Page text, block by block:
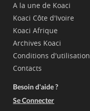
A la une de Koaci
Koaci Côte d'Ivoire
Koaci Afrique
Archives Koaci
Conditions d'utilisation
Contacts
Besoin d'aide ?
Se Connecter